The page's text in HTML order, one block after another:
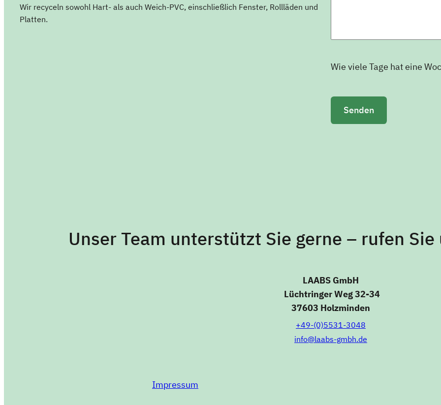
Wir recyceln sowohl Hart- als auch Weich-PVC, einschließlich Fenster, Rollläden und
Platten.
Wie viele Tage hat eine
Bitte lasse dieses Feld
Unser Team unterstützt Sie gerne – rufen
LAABS GmbH
Lüchtringer Weg 32-34
37603 Holzminden
+49-(0)5531-3048
info@laabs-gmbh.de
Impressum